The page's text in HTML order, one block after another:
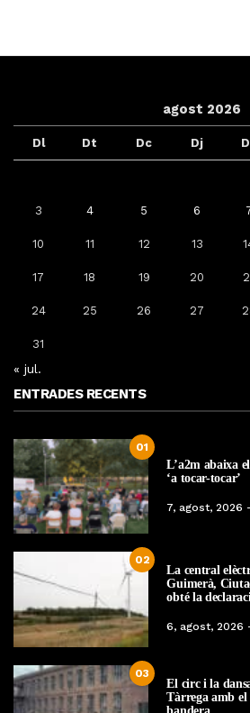
agost 2026
Dl Dt Dc Dj
3 4 5 6
10 11 12 13
17 18 19 20
24 25 26 27
31
« jul.
ENTRADES RECENTS
01
L’a2m abaixa
‘a tocar-tocar’
7, agost, 2026
02
La central
Guimerà,
obté la
6, agost, 2026
03
El circ i la
Tàrrega amb el